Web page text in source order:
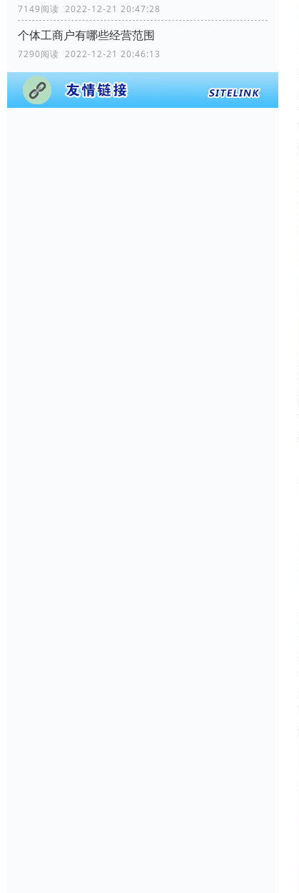
7149阅读 2022-12-21 20:47:28
个体工商户有哪些经营范围
7290阅读 2022-12-21 20:46:13